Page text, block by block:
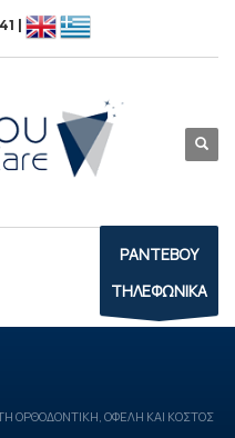
|
ΡΑΝΤΕΒΟΥ
ΤΗΛΕΦΩΝΙΚΑ
ΟΡΘΟΔΟΝΤΙΚΉ, ΟΦΈΛΗ ΚΑΙ ΚΌΣΤΟΣ